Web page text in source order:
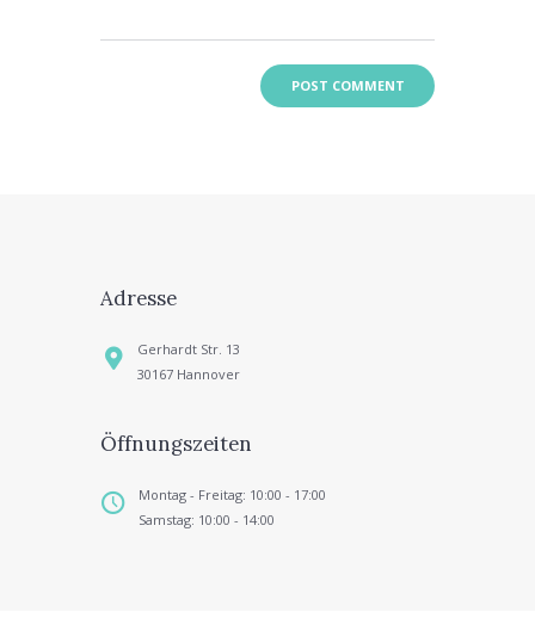
Adresse
Gerhardt Str. 13
30167 Hannover
Öffnungszeiten
Montag - Freitag: 10:00 - 17:00
Samstag: 10:00 - 14:00